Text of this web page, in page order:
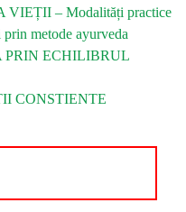
– Modalități practice
prin metode ayurveda
PRIN ECHILIBRUL
CONSTIENTE